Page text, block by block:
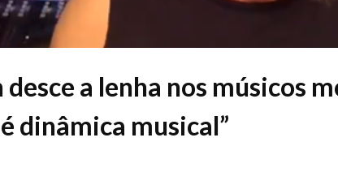
a lenha nos músicos
dinâmica musical”